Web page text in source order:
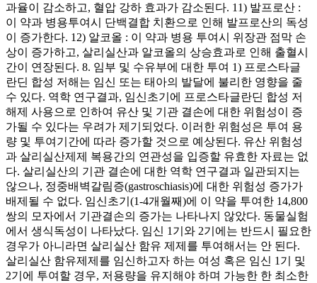
과율이 감소하고, 혈압 강하 효과가 감소된다. 11) 발프로산 :
이 약과 병용투여시 단백결합 치환으로 인해 발프로산의 독성
이 증가한다. 12) 알코올 : 이 약과 병용 투여시 위장관 점막 손
상이 증가하고, 살리실산과 알코올의 상승효과로 인해 출혈시
간이 연장된다. 8. 임부 및 수유부에 대한 투여 1) 프로스타글
란딘 합성 저해는 임신 또는 태아의 발달에 불리한 영향을 줄
수 있다. 역학 연구결과, 임신초기에 프로스타글란딘 합성 저
해제 사용으로 인하여 유산 및 기관 결손에 대한 위험성이 증
가될 수 있다는 우려가 제기되었다. 이러한 위험성은 투여 용
량 및 투여기간에 따라 증가할 것으로 예상된다. 유산 위험성
과 살리실산제제 복용간의 연관성을 입증할 유효한 자료는 없
다. 살리실산의 기관 결손에 대한 역학 연구결과 일관되지는
않으나, 정중배벽갈림증(gastroschiasis)에 대한 위험성 증가가
배제될 수 없다. 임신초기(1-4개월째)에 이 약을 투여한 14,800
쌍의 모자에서 기관결손의 증가는 나타나지 않았다. 동물실험
에서 생식독성이 나타났다. 임신 1기와 2기에는 반드시 필요한
경우가 아니라면 살리실산 함유 제제를 투여해서는 안 된다.
살리실산 함유제제를 임신하고자 하는 여성 혹은 임신 1기 및
2기에 투여할 경우, 저용량을 유지해야 하며 가능한 한 최소한